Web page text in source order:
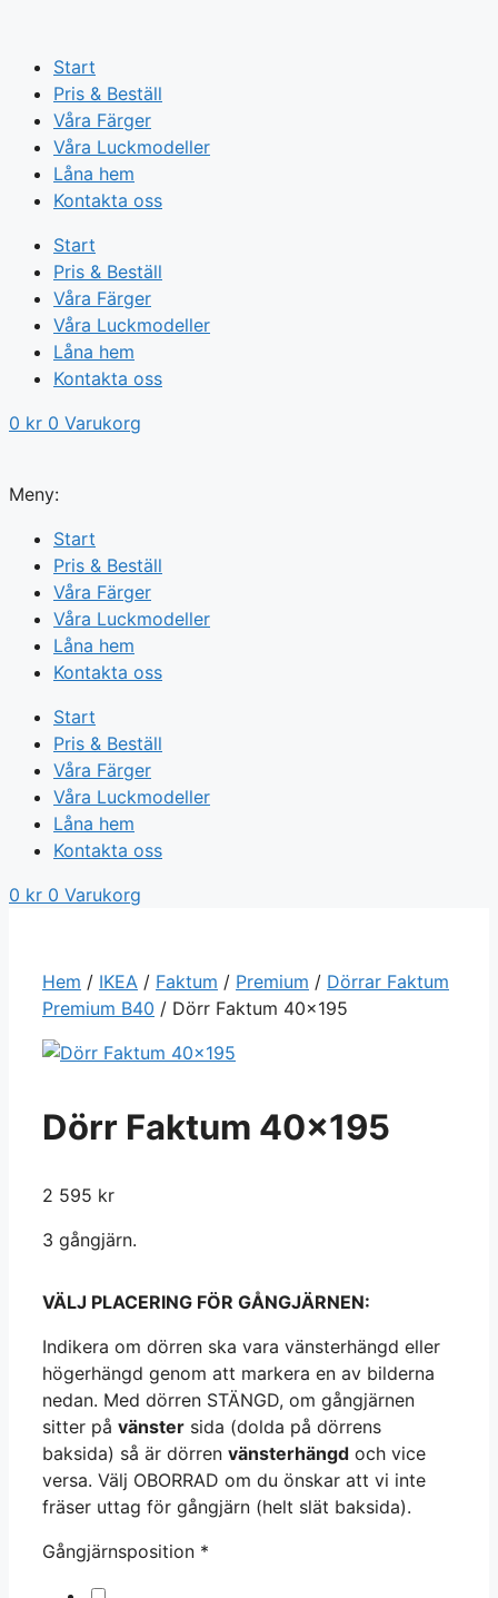
innehållStart
Pris & Beställ
Våra Färger
Våra Luckmodeller
Låna hem
Kontakta oss
Start
Pris & Beställ
Våra Färger
Våra Luckmodeller
Låna hem
Kontakta oss
0 kr 0 Varukorg
Meny:
Start
Pris & Beställ
Våra Färger
Våra Luckmodeller
Låna hem
Kontakta oss
Start
Pris & Beställ
Våra Färger
Våra Luckmodeller
Låna hem
Kontakta oss
0 kr 0 Varukorg
Hem / IKEA / Faktum / Premium / Dörrar Faktum
Premium B40 / Dörr Faktum 40×195
Dörr Faktum 40×195
2 595 kr
3 gångjärn.
VÄLJ PLACERING FÖR GÅNGJÄRNEN:
Indikera om dörren ska vara vänsterhängd eller
högerhängd genom att markera en av bilderna
nedan. Med dörren STÄNGD, om gångjärnen
sitter på vänster sida (dolda på dörrens
baksida) så är dörren vänsterhängd och vice
versa. Välj OBORRAD om du önskar att vi inte
fräser uttag för gångjärn (helt slät baksida).
Gångjärnsposition *